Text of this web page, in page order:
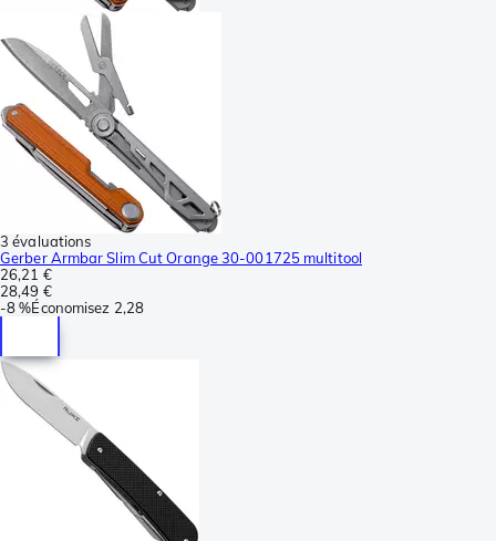
3 évaluations
Gerber Armbar Slim Cut Orange 30-001725 multitool
26,21 €
28,49 €
-8 %Économisez 2,28